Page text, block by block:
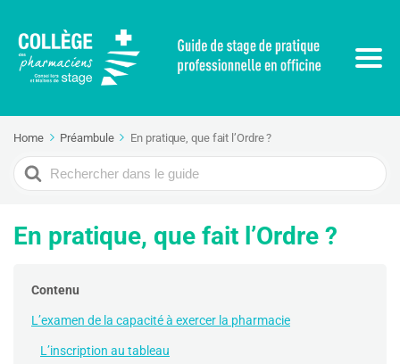
Home Préambule En pratique, que fait l’Ordre ?
Search
For
En pratique, que fait l’Ordre ?
Contenu
L’examen de la capacité à exercer la pharmacie
L’inscription au tableau